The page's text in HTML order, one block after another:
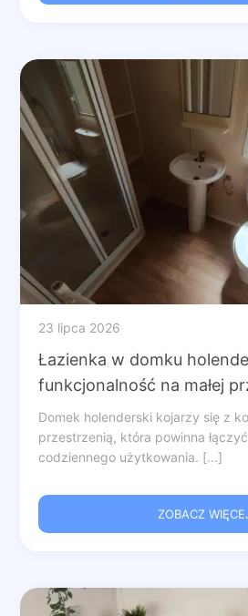
23 lipca 2026
Łazienka w domku
funkcjonalność na małej
Domek holenderski kojarzy się z
przestrzenią, która powinna
codziennego użytkowania. [...]
ZOBACZ